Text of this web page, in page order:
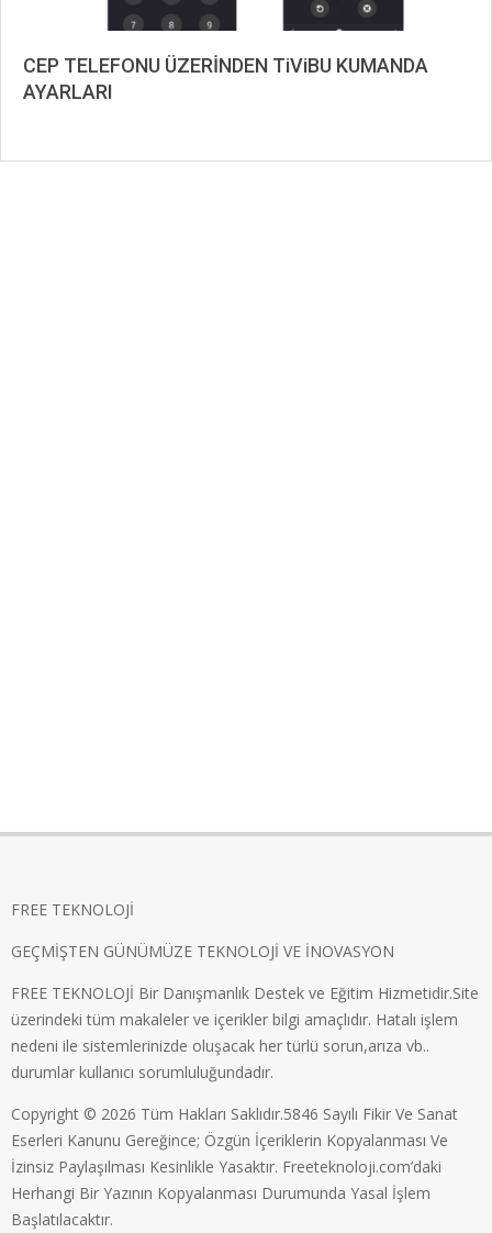
CEP TELEFONU ÜZERİNDEN TiViBU KUMANDA
AYARLARI
FREE TEKNOLOJİ
GEÇMİŞTEN GÜNÜMÜZE TEKNOLOJİ VE İNOVASYON
FREE TEKNOLOJİ Bir Danışmanlık Destek ve Eğitim Hizmetidir.Site
üzerindeki tüm makaleler ve içerikler bilgi amaçlıdır. Hatalı işlem
nedeni ile sistemlerinizde oluşacak her türlü sorun,arıza vb..
durumlar kullanıcı sorumluluğundadır.
Copyright © 2026 Tüm Hakları Saklıdır.5846 Sayılı Fikir Ve Sanat
Eserleri Kanunu Gereğince; Özgün İçeriklerin Kopyalanması Ve
İzinsiz Paylaşılması Kesinlikle Yasaktır. Freeteknoloji.com’daki
Herhangi Bir Yazının Kopyalanması Durumunda Yasal İşlem
Başlatılacaktır.